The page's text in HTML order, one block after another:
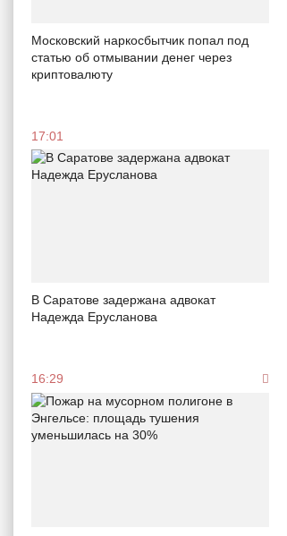
Московский наркосбытчик попал под
статью об отмывании денег через
криптовалюту
17:01
В Саратове задержана адвокат
Надежда Ерусланова
16:29